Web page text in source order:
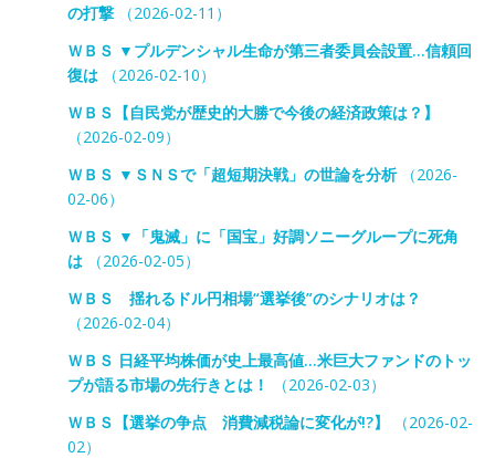
の打撃（2026-02-11）
ＷＢＳ ▼プルデンシャル生命が第三者委員会設置…信頼回
復は（2026-02-10）
ＷＢＳ【自民党が歴史的大勝で今後の経済政策は？】
（2026-02-09）
ＷＢＳ ▼ＳＮＳで「超短期決戦」の世論を分析（2026-
02-06）
ＷＢＳ ▼「鬼滅」に「国宝」好調ソニーグループに死角
は（2026-02-05）
ＷＢＳ 揺れるドル円相場“選挙後”のシナリオは？
（2026-02-04）
ＷＢＳ 日経平均株価が史上最高値…米巨大ファンドのトッ
プが語る市場の先行きとは！
（2026-02-03）
ＷＢＳ【選挙の争点 消費減税論に変化が!?】
（2026-02-
02）